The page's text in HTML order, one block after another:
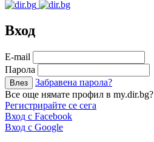
Вход
Е-mail
Парола
Забравена парола?
Все още нямате профил в my.dir.bg?
Регистрирайте се сега
Вход с Facebook
Вход с Google